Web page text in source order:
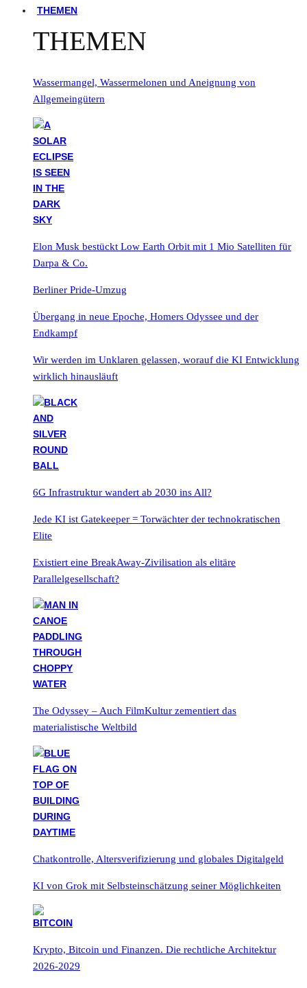
THEMEN
THEMEN
Wassermangel, Wassermelonen und Aneignung von
Allgemeingütern
Elon Musk bestückt Low Earth Orbit mit 1 Mio Satelliten für
Darpa & Co.
Berliner Pride-Umzug
Übergang in neue Epoche, Homers Odyssee und der
Endkampf
Wir werden im Unklaren gelassen, worauf die KI Entwicklung
wirklich hinausläuft
6G Infrastruktur wandert ab 2030 ins All?
Jede KI ist Gatekeeper = Torwächter der technokratischen
Elite
Existiert eine BreakAway-Zivilisation als elitäre
Parallelgesellschaft?
The Odyssey – Auch FilmKultur zementiert das
materialistische Weltbild
Chatkontrolle, Altersverifizierung und globales Digitalgeld
KI von Grok mit Selbsteinschätzung seiner Möglichkeiten
Krypto, Bitcoin und Finanzen. Die rechtliche Architektur
2026-2029